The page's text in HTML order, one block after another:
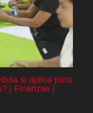
si aplica para
| Finanzas |